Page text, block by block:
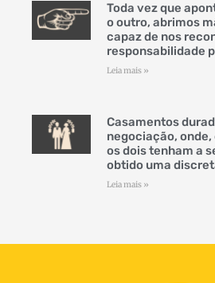
Toda vez que
o outro, abrimos
capaz de nos
responsabilidade
Leia mais »
Casamentos
negociação,
os dois tenham a
obtido uma
Leia mais »